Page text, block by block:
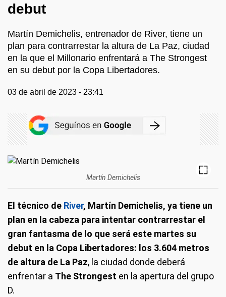
debut
Martín Demichelis, entrenador de River, tiene un
plan para contrarrestar la altura de La Paz, ciudad
en la que el Millonario enfrentará a The Strongest
en su debut por la Copa Libertadores.
03 de abril de 2023 - 23:41
Martín Demichelis
El técnico de River, Martín Demichelis, ya tiene un
plan en la cabeza para intentar contrarrestar el
gran fantasma de lo que será este martes su
debut en la Copa Libertadores: los 3.604 metros
de altura de La Paz, la ciudad donde deberá
enfrentar a The Strongest en la apertura del grupo
D.